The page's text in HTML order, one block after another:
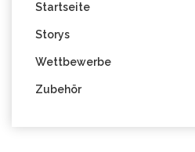
Startseite
Storys
Wettbewerbe
Zubehör